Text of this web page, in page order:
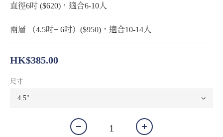
直徑6吋 ($620)，適合6-10人
兩層 （4.5吋+ 6吋）($950)，適合10-14人
HK$385.00
尺寸